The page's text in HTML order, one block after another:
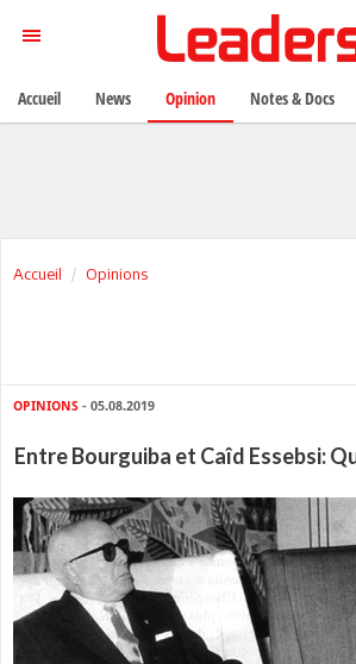
Accueil Opinions
OPINIONS - 05.08.2019
Entre Bourguiba et Caîd Essebsi:
Accueil News Opinion Notes & Docs